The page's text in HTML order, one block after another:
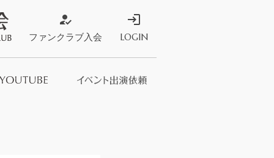
how_to_reg
ファンクラブ入会
login
LOGIN